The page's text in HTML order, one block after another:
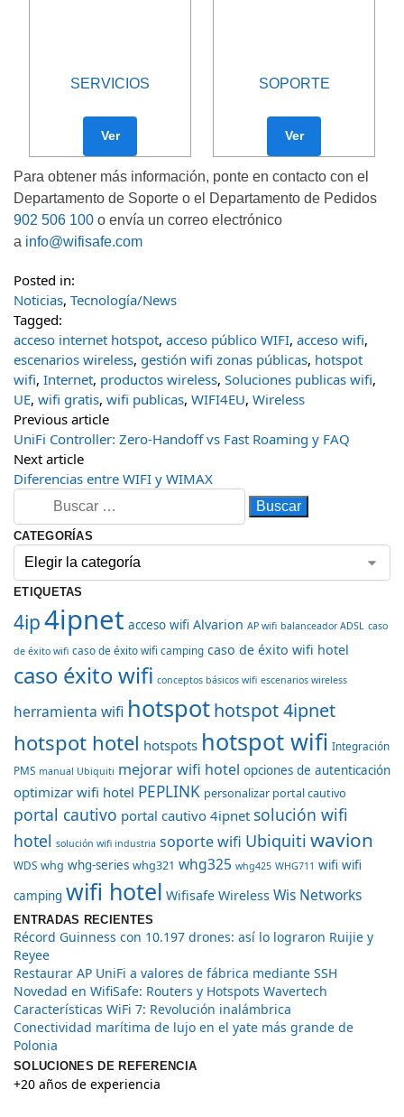
SERVICIOS
Ver
SOPORTE
Ver
Para obtener más información, ponte en contacto con el
Departamento de Soporte o el Departamento de Pedidos
902 506 100 o envía un correo electrónico
a info@wifisafe.com
Posted in:
Noticias, Tecnología/News
Tagged:
acceso internet hotspot, acceso público WIFI, acceso wifi,
escenarios wireless, gestión wifi zonas públicas, hotspot
wifi, Internet, productos wireless, Soluciones publicas wifi,
UE, wifi gratis, wifi publicas, WIFI4EU, Wireless
Previous article
UniFi Controller: Zero-Handoff vs Fast Roaming y FAQ
Next article
Diferencias entre WIFI y WIMAX
CATEGORÍAS
ETIQUETAS
4ip4ipnet acceso wifi Alvarion AP wifi balanceador ADSL caso
de éxito wifi caso de éxito wifi camping caso de éxito wifi hotel
caso éxito wifi conceptos básicos wifi escenarios wireless
herramienta wifi hotspothotspot 4ipnet
hotspot hotel hotspots hotspot wifi Integración
PMS manual Ubiquiti mejorar wifi hotel opciones de autenticación
optimizar wifi hotel PEPLINK personalizar portal cautivo
portal cautivo portal cautivo 4ipnet solución wifi
hotel solución wifi industria soporte wifi Ubiquiti wavion
WDS whg whg-series whg321 whg325 whg425 WHG711 wifi wifi
camping wifi hotel Wifisafe Wireless Wis Networks
ENTRADAS RECIENTES
Récord Guinness con 10.197 drones: así lo lograron Ruijie y
Reyee
Restaurar AP UniFi a valores de fábrica mediante SSH
Novedad en WifiSafe: Routers y Hotspots Wavertech
Características WiFi 7: Revolución inalámbrica
Conectividad marítima de lujo en el yate más grande de
Polonia
SOLUCIONES DE REFERENCIA
+20 años de experiencia